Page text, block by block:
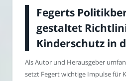
Fegerts
gestaltet
Kinderschutz in
Als Autor und Herausgeber
setzt Fegert wichtige Impulse für